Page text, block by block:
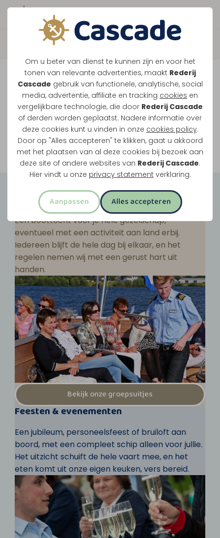
Om u beter van dienst te kunnen zijn en voor het
tonen van relevante advertenties, maakt Rederij
Cascade gebruik van functionele, analytische, social
media, advertentie, affiliate en tracking cookies en
vergelijkbare technologie, die door Rederij Cascade
of derden worden geplaatst. Nadere informatie over
deze cookies kunt u vinden in onze cookies policy.
Door op "Alles accepteren" te klikken, gaat u akkoord
met het plaatsen van al deze cookies bij bezoek aan
deze site of andere websites van Rederij Cascade.
Hier vindt u onze privacy statement verklaring.
Aanpassen Alles accepteren
Boek direct je vaart
Vaar je mee over de
Maasplassen?
Ondanks de lage waterstanden gaan
onze vaarten gewoon door.
Bekijk onze rondvaarten
Groepsuitjes
Een boottocht voor je hele gezelschap,
eventueel met een activiteit aan land erbij.
Iedereen blijft de hele dag bij elkaar, en het
regelen nemen wij met een gerust hart uit
handen.
Bekijk onze groepsuitjes
Feesten & evenementen
Een jubileum, personeelsfeest of bruiloft aan
boord, met een compleet schip alleen voor jullie.
Het uitzicht schuift de hele vaart mee, en het
eten komt uit onze eigen keuken, vers bereid.